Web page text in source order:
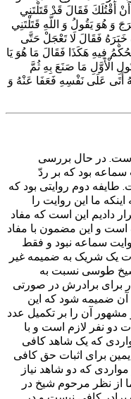
أَقْتُلَكَ فَقَالَ قَدْ قَتَلْتَنِي
وَ هُوَ يَقُولُ وَ اللَّهِ قَتَلْتَنِي
خَبَرَهُ فَقَالَ لَا تَعْجَلْ حَتَّى
فِيهِ هَكَذَا فَقَالَ مَا هُوَ يَا
الْأَوَّلِ مَا صَنَعَ بِهِ ثُمَّ
أَتَى عَلَى نَفْسِهِ فَعَفَا عَنْهُ وَ
در حال بررسی
سماعه بود که بر ردّ
دوم روایتی بود که
ما این روایت را
دادیم این است که مفاد
و این مضمون با مفاد
سماعه نبود و فقط
یک شریک به ضمیمه غیر
طوسی نسبت به
برای برادرش در صورتی
آن ضمیمه شود که این
آن را بر تکمیل عدد
دو نفر لازم است و با
که یک شاهد کافی
برای اثبات حق کافی
که دو شاهد نیاز
از نظر مرحوم شیخ در